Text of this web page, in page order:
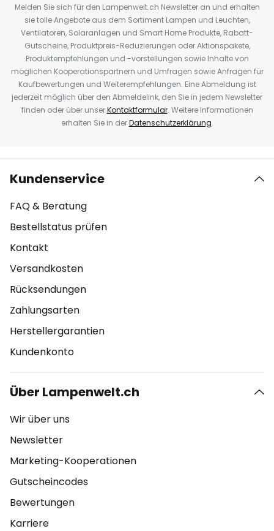
Melden Sie sich für den Lampenwelt.ch Newsletter an und erhalten
sie tolle Angebote aus dem Sortiment Lampen und Leuchten,
Ventilatoren, Solaranlagen und Smart Home Produkte, Rabatt-
Gutscheine, Produktpreis-Reduzierungen oder Aktionspakete,
Produktempfehlungen und -vorstellungen sowie Inhalte von
möglichen Kooperationspartnern und Umfragen sowie Anfragen für
Kaufbewertungen und Weiterempfehlungen. Eine Abmeldung ist
jederzeit möglich über den Abmeldelink, den Sie in jedem Newsletter
finden oder über unserKontaktformular. Weitere Informationen
erhalten Sie in derDatenschutzerklärung.
Kundenservice
FAQ & Beratung
Bestellstatus prüfen
Kontakt
Versandkosten
Rücksendungen
Zahlungsarten
Herstellergarantien
Kundenkonto
Über Lampenwelt.ch
Wir über uns
Newsletter
Marketing-Kooperationen
Gutscheincodes
Bewertungen
Karriere